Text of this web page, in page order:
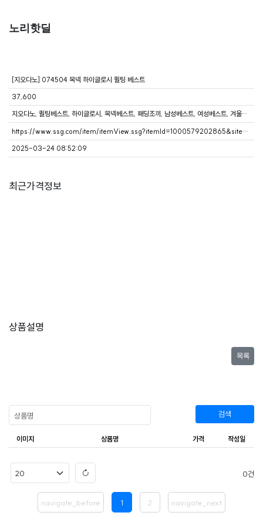
노리핫딜
[지오다노] 074504 목넥 하이글로시 퀼팅 베스트
37,600
지오다노, 퀼팅베스트, 하이글로시, 목넥베스트, 패딩조끼, 남성베스트, 여성베스트, 겨울베스트, 캐주얼베스트
https://www.ssg.com/item/itemView.ssg?itemId=1000579202865&siteNo=6004&salestrNo=6005&rightBadgeCd=&ckwhere=share_app&gateYn=Y&store=N&mobilAppSvcNo=3
2025-03-24 08:52:09
최근가격정보
상품설명
목록
검색
이미지 상품명 가격 작성일
navigate_before 1 2 navigate_next
0